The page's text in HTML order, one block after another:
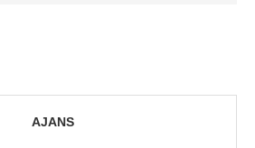
AJANS